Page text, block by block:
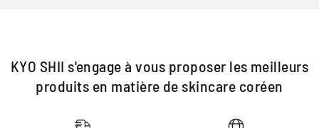
KYO SHII s'engage à vous proposer les meilleurs
produits en matière de skincare coréen